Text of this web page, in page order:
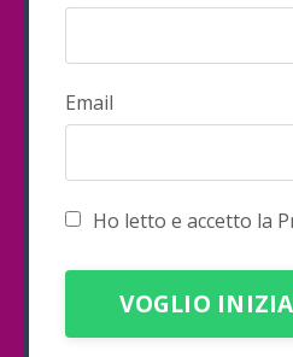
Email
Ho letto e accetto la
Form
submission[]
VOGLIO